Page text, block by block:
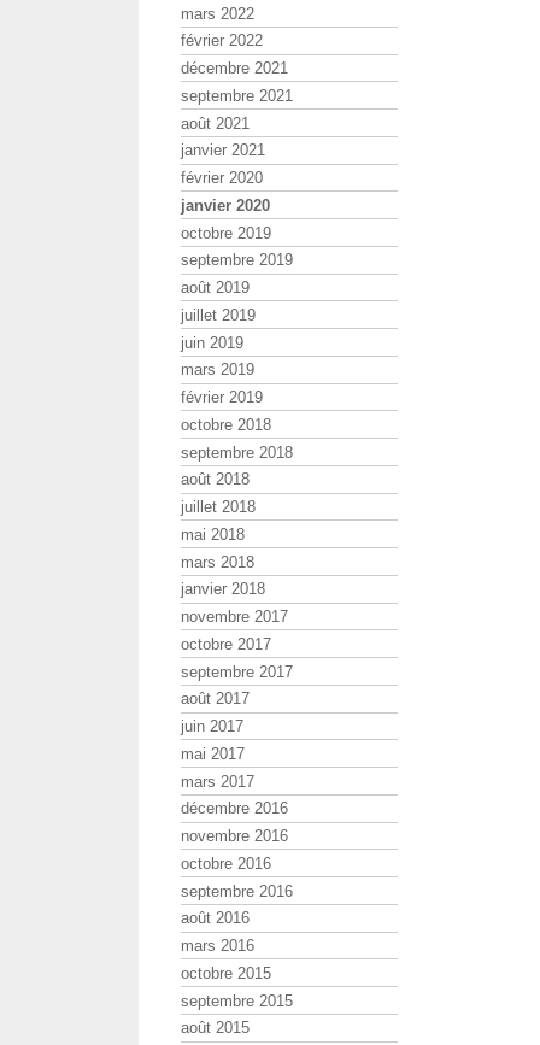
mars 2022
février 2022
décembre 2021
septembre 2021
août 2021
janvier 2021
février 2020
janvier 2020
octobre 2019
septembre 2019
août 2019
juillet 2019
juin 2019
mars 2019
février 2019
octobre 2018
septembre 2018
août 2018
juillet 2018
mai 2018
mars 2018
janvier 2018
novembre 2017
octobre 2017
septembre 2017
août 2017
juin 2017
mai 2017
mars 2017
décembre 2016
novembre 2016
octobre 2016
septembre 2016
août 2016
mars 2016
octobre 2015
septembre 2015
août 2015